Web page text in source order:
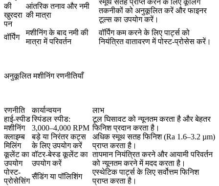
की
खुरदरा
पन
आंतरिक तनाव और नमी
की मात्रा
स्मूथ सतह प्राप्त करने के लिए कूलिंग
तकनीकों को अनुकूलित करें और फाइनर
टूल्स का उपयोग करें।
वॉर्पिंग
मशीनिंग के बाद नमी की
मात्रा में परिवर्तन
वॉर्पिंग कम करने के लिए पार्ट्स को
नियंत्रित वातावरण में पोस्ट-प्रोसेस करें।
अनुकूलित मशीनिंग रणनीतियाँ
रणनीति कार्यान्वयन
लाभ
हाई-स्पीड
मशीनिंग
स्पिंडल स्पीड:
3,000–4,000 RPM
टूल घिसावट को न्यूनतम करता है और बेहतर
फिनिश प्रदान करता है।
क्लाइम्ब
मिलिंग
बड़े या निरंतर कट्स
के लिए उपयोग करें
अधिक स्मूथ सतह फिनिश (Ra 1.6–3.2 µm)
प्राप्त करता है।
कूलेंट का
उपयोग
वॉटर-बेस्ड कूलेंट का
उपयोग करें
तापमान नियंत्रित करने और आयामी परिवर्तन
को न्यूनतम करने में मदद करता है।
पोस्ट-
प्रोसेसिंग
सैंडिंग या पॉलिशिंग
एस्थेटिक पार्ट्स के लिए सर्वोत्तम फिनिश
प्राप्त करता है।